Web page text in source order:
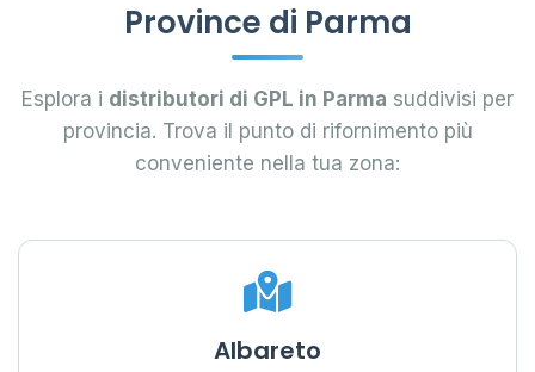
Province di Parma
Esplora i distributori di GPL in Parma suddivisi per
provincia. Trova il punto di rifornimento più
conveniente nella tua zona:
Albareto